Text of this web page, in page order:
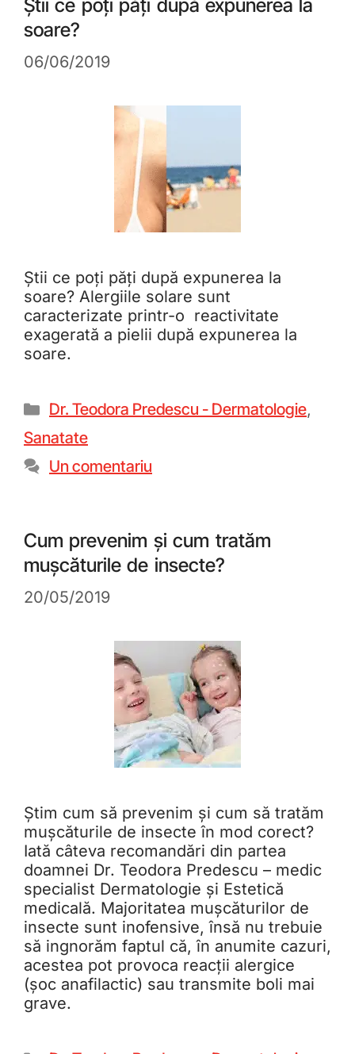
Știi ce poți păți după expunerea la
soare?
06/06/2019
Știi ce poți păți după expunerea la
soare? Alergiile solare sunt
caracterizate printr-o reactivitate
exagerată a pielii după expunerea la
soare.
Dr. Teodora Predescu - Dermatologie,
Sanatate
Un comentariu
Cum prevenim și cum tratăm
mușcăturile de insecte?
20/05/2019
Știm cum să prevenim și cum să tratăm
mușcăturile de insecte în mod corect?
Iată câteva recomandări din partea
doamnei Dr. Teodora Predescu – medic
specialist Dermatologie și Estetică
medicală. Majoritatea mușcăturilor de
insecte sunt inofensive, însă nu trebuie
să ingnorăm faptul că, în anumite cazuri,
acestea pot provoca reacții alergice
(șoc anafilactic) sau transmite boli mai
grave.